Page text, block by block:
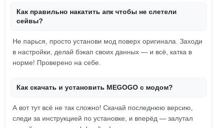
Как правильно накатить апк чтобы не слетели
сейвы?
Не парься, просто установи мод поверх оригинала. Заходи
в настройки, делай бэкап своих данных — и всё, катка в
норме! Проверено на себе.
Как скачать и установить MEGOGO с модом?
А вот тут всё не так сложно! Скачай последнюю версию,
следи за инструкцией по установке, и вперёд — залутал